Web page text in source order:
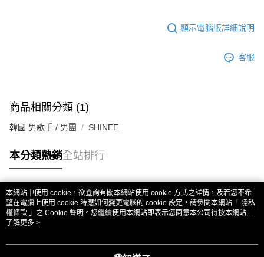
顯示電腦版詳細說明
客服
商品相關分類 (1)
韓國 男歌手 / 男團 SHINEE
本分類熱銷全站排行
熱門標籤
本網站中使用 cookie，欲查詢有關本網站使用 cookie 方式之詳情，及若您不希
望在電腦上使用 cookie 時應如何變更電腦的 cookie 設定，請參閱本網站「 隱私
權條款 」之 Cookie 聲明。您繼續使用本網站即表示您同意本公司得按本網站使
用條款之 Cookie 聲明使用 cookie。
了解更多 >